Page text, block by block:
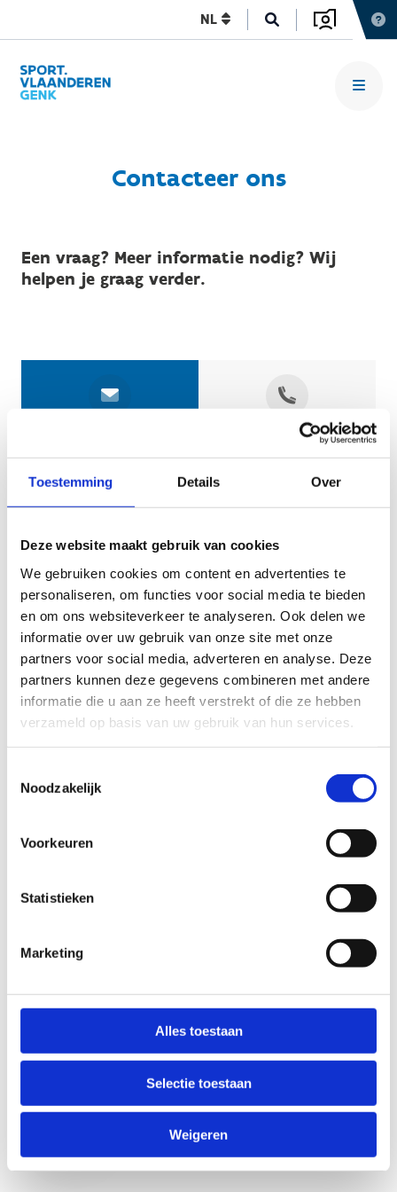
Toestemming Details Over
Deze website maakt gebruik van cookies
We gebruiken cookies om content en advertenties te
personaliseren, om functies voor social media te bieden
en om ons websiteverkeer te analyseren. Ook delen we
informatie over uw gebruik van onze site met onze
partners voor social media, adverteren en analyse. Deze
partners kunnen deze gegevens combineren met andere
informatie die u aan ze heeft verstrekt of die ze hebben
verzameld op basis van uw gebruik van hun services.
Noodzakelijk
Voorkeuren
Statistieken
Marketing
Alles toestaan
Selectie toestaan
Weigeren
NL
Contacteer ons
Een vraag? Meer informatie nodig? Wij
helpen je graag verder.
Geef aan tot welk domein jouw vraag behoort
KIES EEN DOMEIN
Jouw vraag
Anti-Robot Verification
Click to start verification
Verzend